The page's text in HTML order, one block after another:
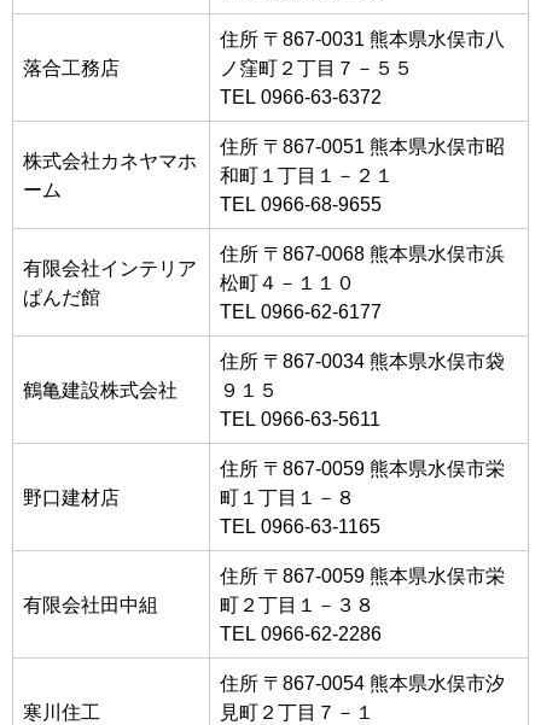
落合工務店
住所 〒867-0031 熊本県水俣市八
ノ窪町２丁目７－５５
TEL 0966-63-6372
株式会社カネヤマホ
ーム
住所 〒867-0051 熊本県水俣市昭
和町１丁目１－２１
TEL 0966-68-9655
有限会社インテリア
ぱんだ館
住所 〒867-0068 熊本県水俣市浜
松町４－１１０
TEL 0966-62-6177
鶴亀建設株式会社
住所 〒867-0034 熊本県水俣市袋
９１５
TEL 0966-63-5611
野口建材店
住所 〒867-0059 熊本県水俣市栄
町１丁目１－８
TEL 0966-63-1165
有限会社田中組
住所 〒867-0059 熊本県水俣市栄
町２丁目１－３８
TEL 0966-62-2286
寒川住工
住所 〒867-0054 熊本県水俣市汐
見町２丁目７－１